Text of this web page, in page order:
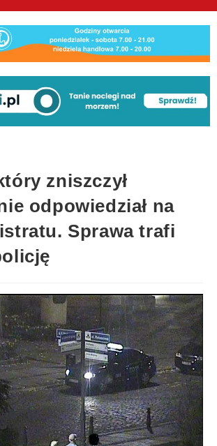
zniszczył
odpowiedział na
Sprawa trafi